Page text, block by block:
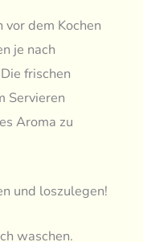
dem Kochen
je nach
frischen
Servieren
Aroma zu
und loszulegen!
waschen.